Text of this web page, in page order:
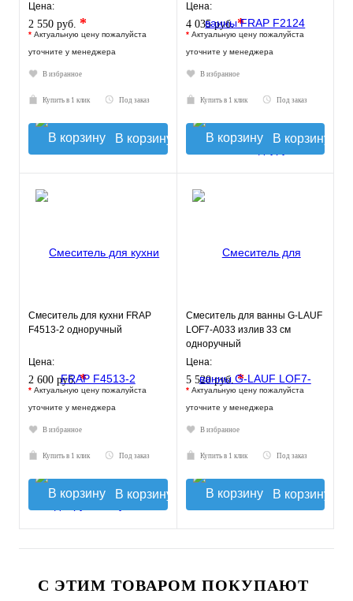
Цена:
2 550 руб. *
* Актуальную цену пожалуйста
уточните у менеджера
В избранное
Купить в 1 клик Под заказ
В корзину
Цена:
4 035 руб.*
* Актуальную цену пожалуйста
уточните у менеджера
В избранное
Купить в 1 клик Под заказ
В корзину
Смеситель для кухни FRAP
F4513-2 одноручный
Цена:
2 600 руб.*
* Актуальную цену пожалуйста
уточните у менеджера
В избранное
Купить в 1 клик Под заказ
В корзину
Смеситель для ванны G-LAUF
LOF7-A033 излив 33 см
одноручный
Цена:
5 520 руб.*
* Актуальную цену пожалуйста
уточните у менеджера
В избранное
Купить в 1 клик Под заказ
В корзину
С ЭТИМ ТОВАРОМ ПОКУПАЮТ